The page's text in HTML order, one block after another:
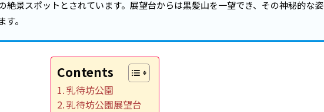
絶景スポットとされています。展望台からは黒髪山を一望でき、その神秘的な姿
。
Contents
乳待坊公園
乳待坊公園展望台